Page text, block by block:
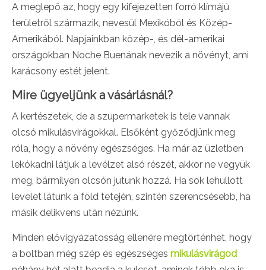
A meglepő az, hogy egy kifejezetten forró klímájú
területről származik, nevesül Mexikóból és Közép-
Amerikából. Napjainkban közép-, és dél-amerikai
országokban Noche Buenának nevezik a növényt, ami
karácsony estét jelent.
Mire ügyeljünk a vásárlásnál?
A kertészetek, de a szupermarketek is tele vannak
olcsó mikulásvirágokkal. Elsőként győződjünk meg
róla, hogy a növény egészséges. Ha már az üzletben
lekókadni látjuk a levélzet alsó részét, akkor ne vegyük
meg, bármilyen olcsón jutunk hozzá. Ha sok lehullott
levelet látunk a föld tetején, szintén szerencsésebb, ha
másik delikvens után nézünk.
Minden elővigyázatosság ellenére megtörténhet, hogy
a boltban még szép és egészséges mikulásvirágod